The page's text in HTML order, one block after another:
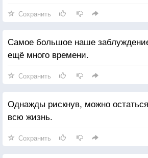
Сохранить
Самое большое наше
ещё много времени.
Сохранить
Однажды рискнув, можно
всю жизнь.
Сохранить